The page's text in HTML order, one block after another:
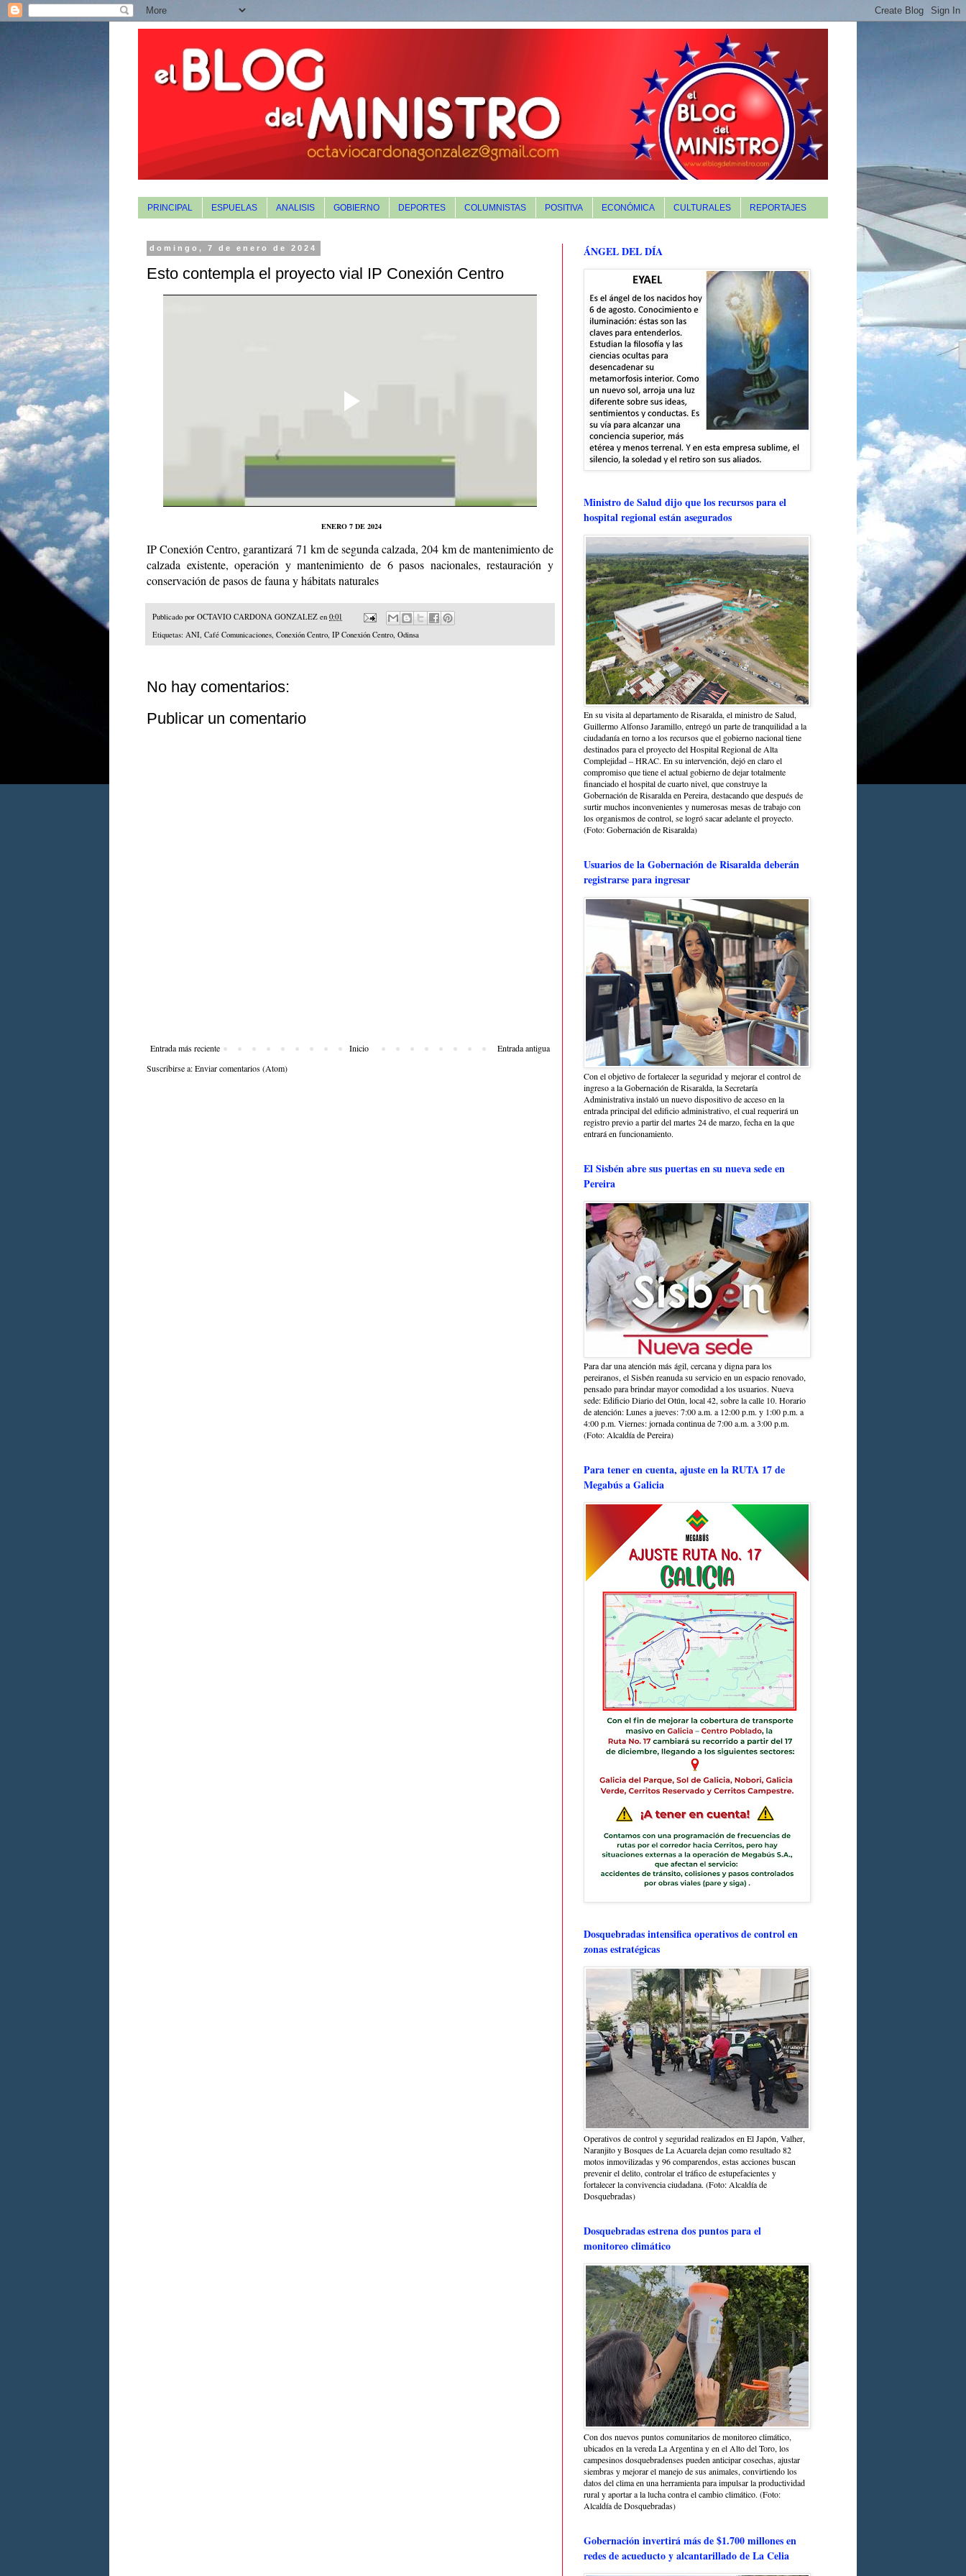
PRINCIPAL ESPUELAS ANALISIS GOBIERNO DEPORTES COLUMNISTAS POSITIVA ECONÓMICA CULTURALES REPORTAJES
domingo, 7 de enero de 2024
Esto contempla el proyecto vial IP Conexión Centro
ENERO 7 DE 2024
IP Conexión Centro, garantizará 71 km de segunda calzada, 204 km de mantenimiento de
calzada existente, operación y mantenimiento de 6 pasos nacionales, restauración y
conservación de pasos de fauna y hábitats naturales
Publicado por OCTAVIO CARDONA GONZALEZ en 0:01
Etiquetas: ANI, Café Comunicaciones, Conexión Centro, IP Conexión Centro, Odinsa
No hay comentarios:
Publicar un comentario
Entrada más reciente Entrada antigua
Inicio
Suscribirse a:Enviar comentarios (Atom)
ÁNGEL DEL DÍA
Ministro de Salud dijo que los recursos para el
hospital regional están asegurados
En su visita al departamento de Risaralda, el ministro de Salud,
Guillermo Alfonso Jaramillo, entregó un parte de tranquilidad a la
ciudadanía en torno a los recursos que el gobierno nacional tiene
destinados para el proyecto del Hospital Regional de Alta
Complejidad – HRAC. En su intervención, dejó en claro el
compromiso que tiene el actual gobierno de dejar totalmente
financiado el hospital de cuarto nivel, que construye la
Gobernación de Risaralda en Pereira, destacando que después de
surtir muchos inconvenientes y numerosas mesas de trabajo con
los organismos de control, se logró sacar adelante el proyecto.
(Foto: Gobernación de Risaralda)
Usuarios de la Gobernación de Risaralda deberán
registrarse para ingresar
Con el objetivo de fortalecer la seguridad y mejorar el control de
ingreso a la Gobernación de Risaralda, la Secretaría
Administrativa instaló un nuevo dispositivo de acceso en la
entrada principal del edificio administrativo, el cual requerirá un
registro previo a partir del martes 24 de marzo, fecha en la que
entrará en funcionamiento.
El Sisbén abre sus puertas en su nueva sede en
Pereira
Para dar una atención más ágil, cercana y digna para los
pereiranos, el Sisbén reanuda su servicio en un espacio renovado,
pensado para brindar mayor comodidad a los usuarios. Nueva
sede: Edificio Diario del Otún, local 42, sobre la calle 10. Horario
de atención: Lunes a jueves: 7:00 a.m. a 12:00 p.m. y 1:00 p.m. a
4:00 p.m. Viernes: jornada continua de 7:00 a.m. a 3:00 p.m.
(Foto: Alcaldía de Pereira)
Para tener en cuenta, ajuste en la RUTA 17 de
Megabús a Galicia
Dosquebradas intensifica operativos de control en
zonas estratégicas
Operativos de control y seguridad realizados en El Japón, Valher,
Naranjito y Bosques de La Acuarela dejan como resultado 82
motos inmovilizadas y 96 comparendos, estas acciones buscan
prevenir el delito, controlar el tráfico de estupefacientes y
fortalecer la convivencia ciudadana. (Foto: Alcaldía de
Dosquebradas)
Dosquebradas estrena dos puntos para el
monitoreo climático
Con dos nuevos puntos comunitarios de monitoreo climático,
ubicados en la vereda La Argentina y en el Alto del Toro, los
campesinos dosquebradenses pueden anticipar cosechas, ajustar
siembras y mejorar el manejo de sus animales, convirtiendo los
datos del clima en una herramienta para impulsar la productividad
rural y aportar a la lucha contra el cambio climático. (Foto:
Alcaldía de Dosquebradas)
Gobernación invertirá más de $1.700 millones en
redes de acueducto y alcantarillado de La Celia